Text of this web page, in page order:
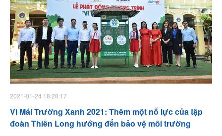
2021-01-24 18:28:17
Vì Mái Trường Xanh 2021: Thêm một nỗ lực của tập
đoàn Thiên Long hướng đến bảo vệ môi trường